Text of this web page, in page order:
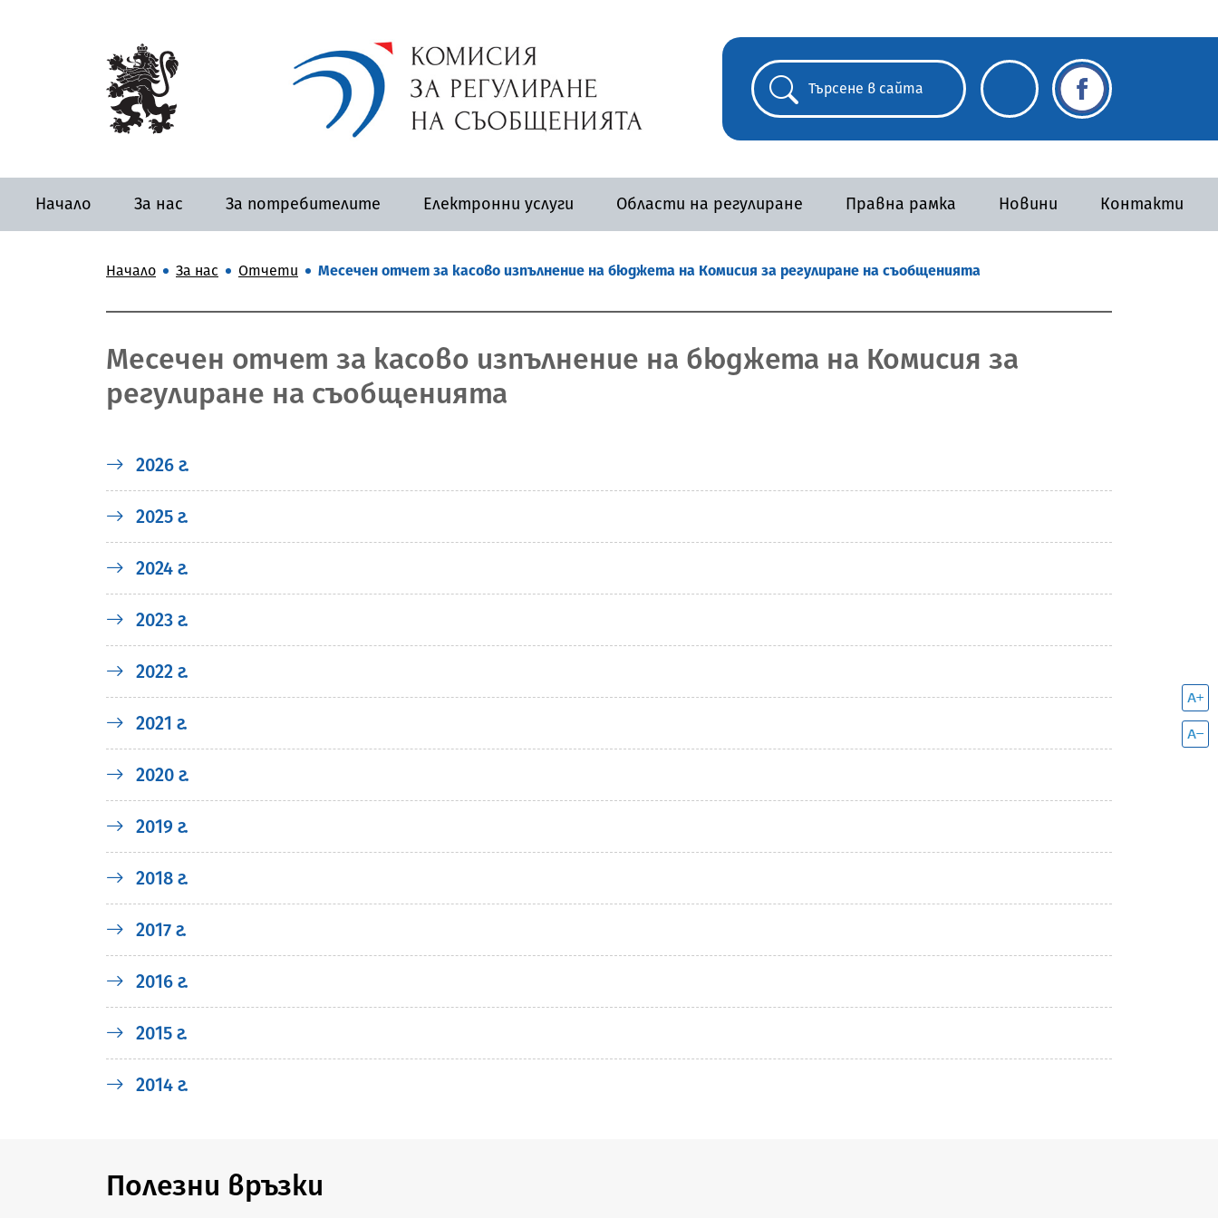
Начало За нас За потребителите Електронни услуги Области на регулиране Правна рамка Новини Контакти
Начало За нас Отчети Месечен отчет за касово изпълнение на бюджета на Комисия за регулиране на съобщенията
Месечен отчет за касово изпълнение на бюджета на Комисия за
регулиране на съобщенията
2026 г.
2025 г.
2024 г.
2023 г.
2022 г.
2021 г.
2020 г.
2019 г.
2018 г.
2017 г.
2016 г.
2015 г.
2014 г.
Полезни връзки